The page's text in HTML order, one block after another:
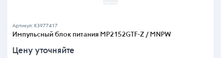
Артикул: K3977417
Импульсный блок питания MP2152GTF-Z / MNPW
Цену уточняйте